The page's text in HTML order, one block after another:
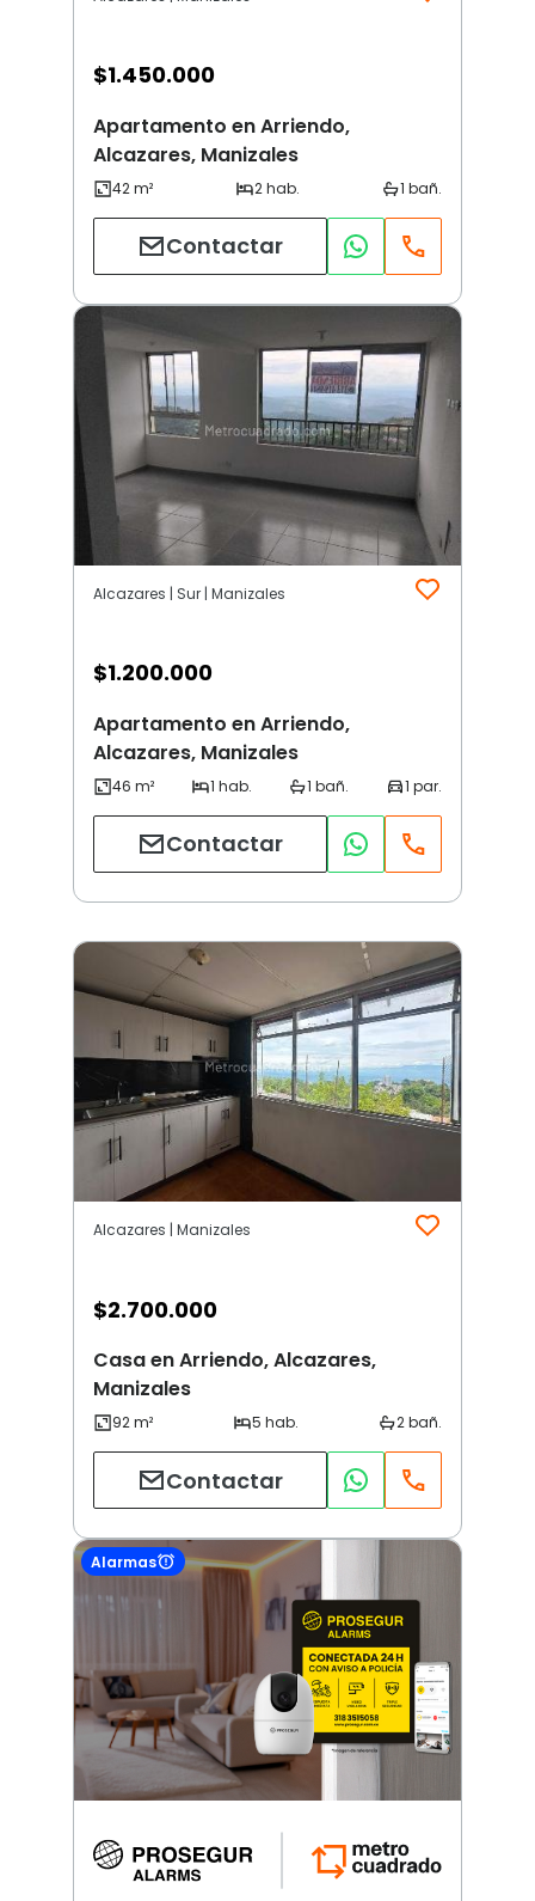
$1.450.000
Apartamento en Arriendo,
Alcazares, Manizales
Contactar
Alcazares | Sur | Manizales
$1.200.000
Apartamento en Arriendo,
Alcazares, Manizales
Contactar
Alcazares | Manizales
$2.700.000
Casa en Arriendo, Alcazares,
Manizales
Contactar
Alarmas